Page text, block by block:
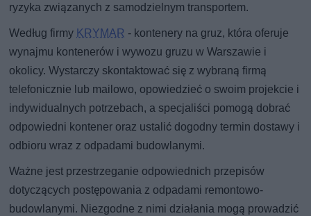
ryzyka związanych z samodzielnym transportem.
Według firmy KRYMAR - kontenery na gruz, która oferuje
wynajmu kontenerów i wywozu gruzu w Warszawie i
okolicy. Wystarczy skontaktować się z wybraną firmą
telefonicznie lub mailowo, opowiedzieć o swoim projekcie i
indywidualnych potrzebach, a specjaliści pomogą dobrać
odpowiedni kontener oraz ustalić dogodny termin dostawy i
odbioru wraz z odpadami budowlanymi.
Ważne jest przestrzeganie odpowiednich przepisów
dotyczących postępowania z odpadami remontowo-
budowlanymi. Niezgodne z nimi działania mogą prowadzić